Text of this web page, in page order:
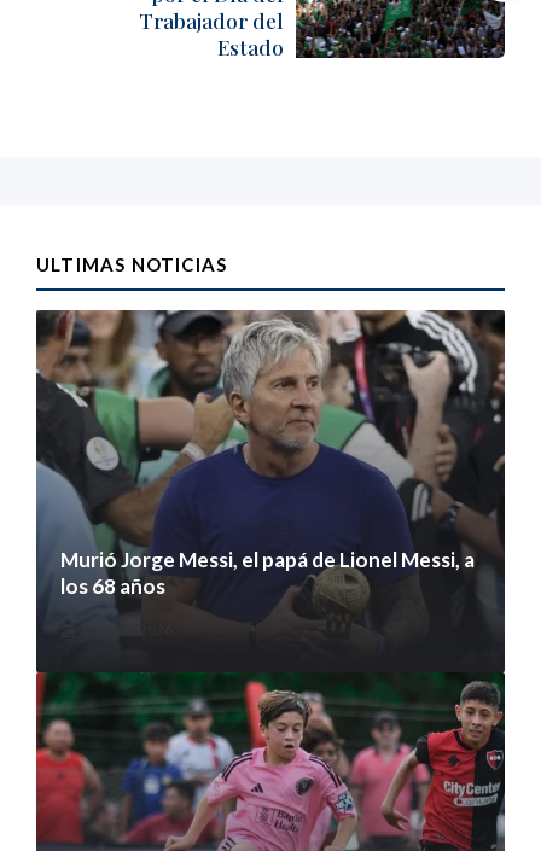
Trabajador del
Estado
ULTIMAS NOTICIAS
Murió Jorge Messi, el papá de Lionel Messi, a
los 68 años